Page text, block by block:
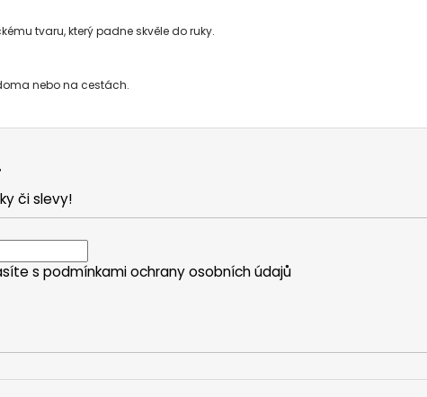
tvaru, který padne skvěle do ruky.
nebo na cestách.
či slevy!
s podmínkami ochrany osobních údajů